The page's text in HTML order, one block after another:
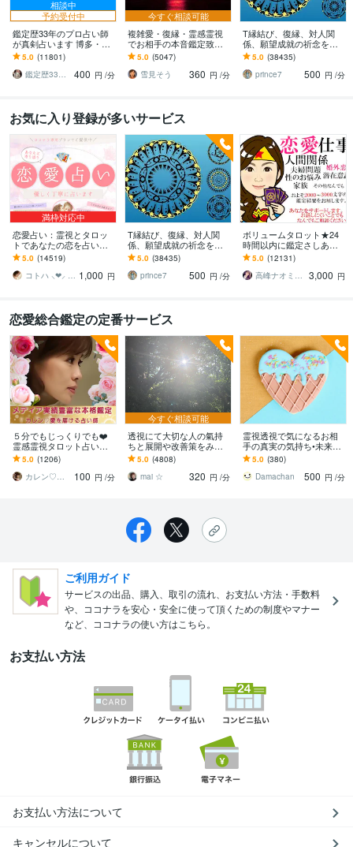
相談中
予約受付中
鑑定歴33年のプロ占い師
が真剣占います 博多・廓
屋の純血統占い祈願師
雷鳥
5.0 (11801)
鑑定歴33年のプロ占い師 雷鳥
400 円 /分
今すぐ相談可能
複雑愛・復縁・霊感霊視
でお相手の本音鑑定致し
ます 降りて来た言葉をそ
のままお伝えします。
5.0 (5047)
雪見そう
360 円 /分
T縁結び、復縁、対人関
係、願望成就の祈念を承
ります 対象者の思いと状
況、対象者との対話、祈
念
5.0 (38435)
prince7
500 円 /分
お気に入り登録が多いサービス
満枠対応中
恋愛占い：霊視とタロッ
トであなたの恋を占いま
す 復縁・片想い・複雑
愛・夫婦問題…お悩みに
優しく寄り添います♡
5.0 (14519)
コトハ ⸜❤︎⸝ 新サービス提供開始✨️ 1,000 円
T縁結び、復縁、対人関
係、願望成就の祈念を承
ります 対象者の思いと状
況、対象者との対話、祈
念
5.0 (38435)
prince7
500 円 /分
ボリュームタロット★24
時間以内に鑑定さしあげ
ます 3000文字以上の鑑定
★希望者のみ一部カード
開示サービスあり
5.0 (12131)
高峰ナオミ タロット占い師
3,000 円
恋愛総合鑑定の定番サービス
５分でもじっくりでも❤️
霊感霊視タロット占いし
ます ♡愛されるための霊
感霊視タロット占い♡そ
の他のお悩みもどうぞ
5.0 (1206)
カレン♡愛を届ける占い師
100 円 /分
今すぐ相談可能
透視にて大切な人の氣持
ちと展開や改善策をみま
す 彼の意識に合わせて霊
視とタロットカードで占
います
5.0 (4808)
mai ☆
320 円 /分
霊視透視で気になるお相
手の真実の気持ち•未来視
ます どんな悩みでも⭐︎人間
関係•未来•気持ち•動く時
期•視ます
5.0 (380)
Damachan
500 円 /分
ご利用ガイド
サービスの出品、購入、取引の流れ、お支払い方法・手数料
や、ココナラを安心・安全に使って頂くための制度やマナー
など、ココナラの使い方はこちら。
お支払い方法
お支払い方法について
キャンセルについて